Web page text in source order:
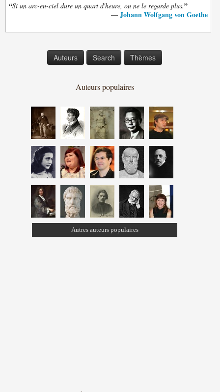
“Si un arc-en-ciel dure un quart d'heure, on ne le regarde plus.”
— Johann Wolfgang von Goethe
Auteurs Search Thèmes
Auteurs populaires
Autres auteurs populaires